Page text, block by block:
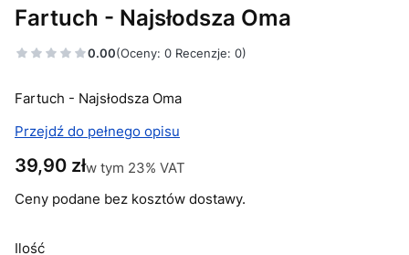
Fartuch - Najsłodsza Oma
0.00(Oceny: 0 Recenzje: 0)
Fartuch - Najsłodsza Oma
Przejdź do pełnego opisu
Cena
39,90 złw tym 23% VAT
w tym 23% VAT
Ceny podane bez kosztów dostawy.
Ilość